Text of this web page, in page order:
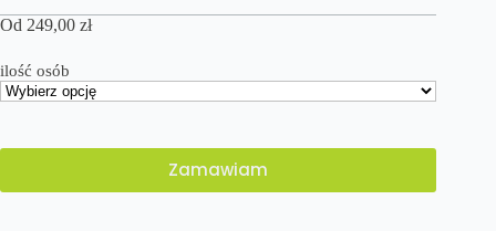
Od 249,00 zł
ilość osób
Zamawiam